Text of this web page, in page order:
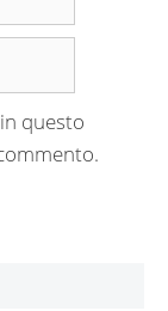
questo